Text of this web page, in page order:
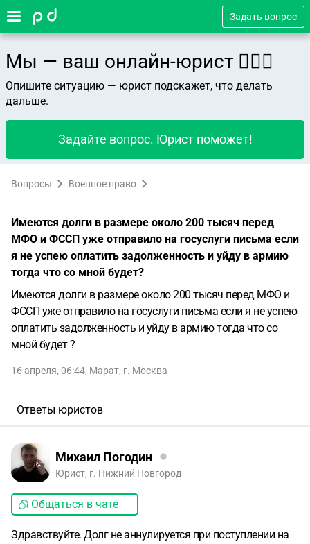
Задать вопрос
Мы — ваш онлайн-юрист 👨🏻‍⚖️
Опишите ситуацию — юрист подскажет, что делать
дальше.
Задайте вопрос. Юрист поможет!
Вопросы Военное право
Имеются долги в размере около 200 тысяч перед
МФО и ФССП уже отправило на госуслуги письма если
я не успею оплатить задолженность и уйду в армию
тогда что со мной будет?
Имеются долги в размере около 200 тысяч перед МФО и
ФССП уже отправило на госуслуги письма если я не успею
оплатить задолженность и уйду в армию тогда что со
мной будет ?
16 апреля, 06:44, Марат, г. Москва
Ответы юристов
Михаил Погодин
Юрист, г. Нижний Новгород
Общаться в чате
Здравствуйте. Долг не аннулируется при поступлении на